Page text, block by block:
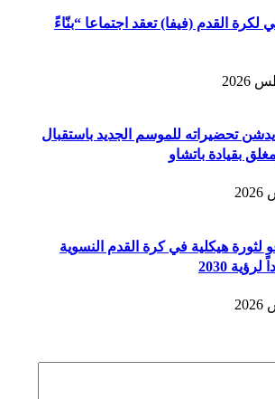
لكرة القدم (فيفا) تعقد اجتماعا “بنّاءً
يدشن تحضيراته للموسم الجديد باستقبال
بقيادة باتشاو
لثورة هيكلية في كرة القدم النسوية
2030